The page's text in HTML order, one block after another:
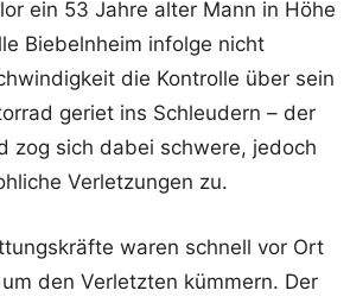
ein 53 Jahre alter Mann in Höhe
Biebelnheim infolge nicht
die Kontrolle über sein
geriet ins Schleudern – der
zog sich dabei schwere, jedoch
Verletzungen zu.
waren schnell vor Ort
den Verletzten kümmern. Der